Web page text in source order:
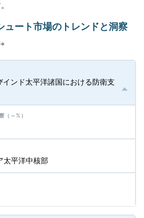
ュート市場のトレンドと洞察
*
インド太平洋諸国における防衛支
太平洋中核部